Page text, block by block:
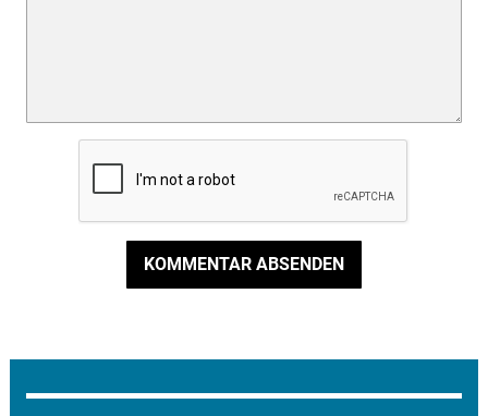
KOMMENTAR ABSENDEN